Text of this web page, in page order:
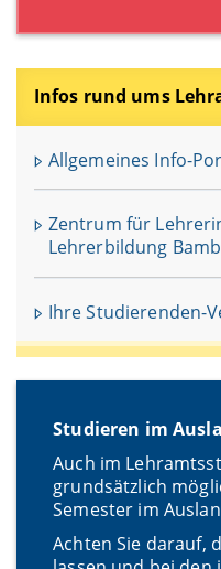
Infos rund ums
Allgemeines Info-
Zentrum für
Lehrerbildung
Ihre Studierenden-
Studieren im
Auch im
grundsätzlich
Semester im
Achten Sie darauf,